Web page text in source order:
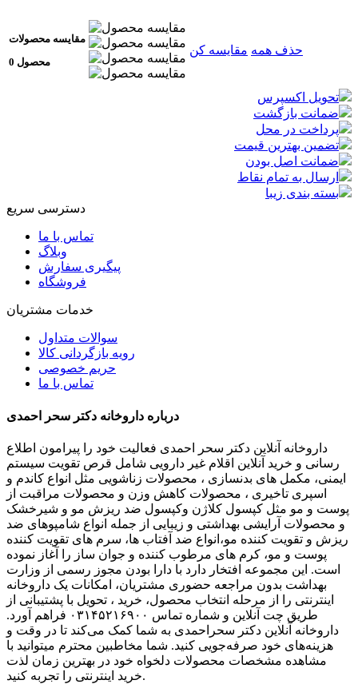
مقایسه محصولات
0 محصول
حذف همه مقایسه کن
تحویل اکسپرس
ضمانت بازگشت
پرداخت در محل
تضمین بهترین قیمت
ضمانت اصل بودن
ارسال به تمام نقاط
بسته بندی زیبا
دسترسی سریع
تماس با ما
وبلاگ
پیگیری سفارش
فروشگاه
خدمات مشتریان
سوالات متداول
رویه بازگردانی کالا
حریم خصوصی
تماس با ما
درباره داروخانه دکتر سحر احمدی
داروخانه آنلاین دکتر سحر احمدی فعالیت خود را پیرامون اطلاع
رسانی و خرید آنلاین اقلام غیر دارویی شامل قرص تقویت سیستم
ایمنی، مکمل های بدنسازی ، محصولات زناشویی مثل انواع کاندم و
اسپری تاخیری ، محصولات کاهش وزن و محصولات مراقبت از
پوست و مو مثل کپسول کلاژن وکپسول ضد ریزش مو و شیرخشک
و محصولات آرایشی بهداشتی و زیبایی از جمله انواع شامپوهای ضد
ریزش و تقویت کننده مو،انواع ضد آفتاب ها، سرم های تقویت کننده
پوست و مو، کرم های مرطوب کننده و جوان ساز را آغاز نموده
است. این مجموعه افتخار دارد با دارا بودن مجوز رسمی از وزارت
بهداشت بدون مراجعه حضوری مشتریان، امکانات یک داروخانه
اینترنتی را از مرحله انتخاب محصول، خرید ، تحویل با پشتیبانی از
طریق چت آنلاین و شماره تماس ۰۳۱۴۵۲۱۶۹۰۰ فراهم آورد.
داروخانه آنلاین دکتر سحراحمدی به شما کمک می‌کند تا در وقت و
هزینه‌های خود صرفه‌جویی کنید. شما مخاطبین محترم میتوانید با
مشاهده مشخصات محصولات دلخواه خود در بهترین زمان لذت
خرید اینترنتی را تجربه کنید.